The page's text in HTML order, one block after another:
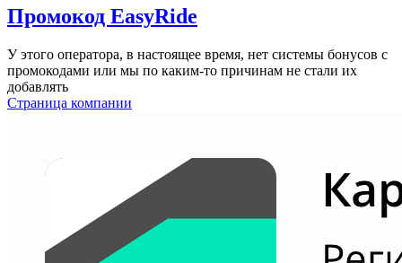
Промокод EasyRide
У этого оператора, в настоящее время, нет системы бонусов c
промокодами или мы по каким-то причинам не стали их
добавлять
Страница компании